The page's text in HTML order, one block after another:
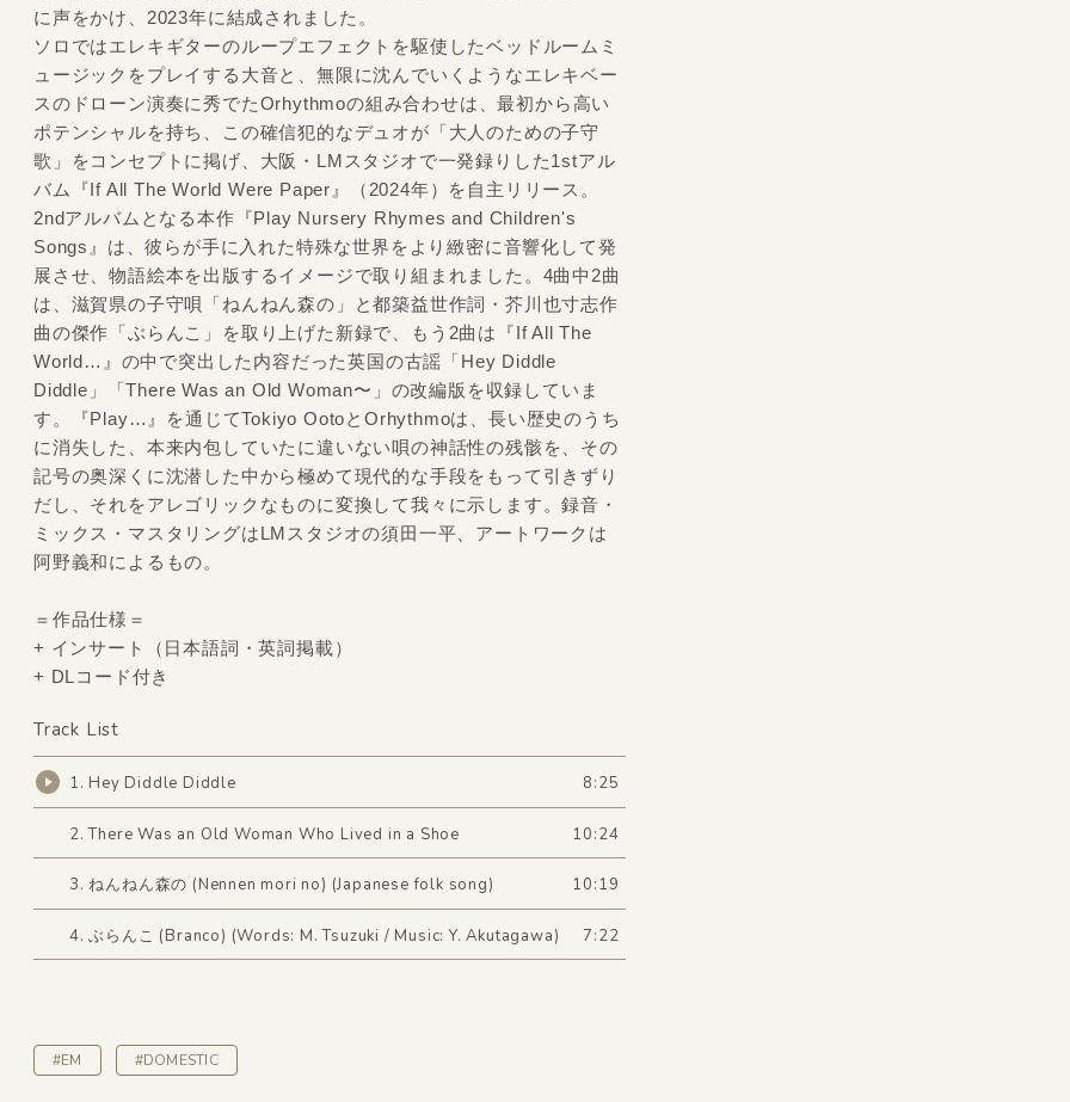
に声をかけ、2023年に結成されました。
ソロではエレキギターのループエフェクトを駆使したベッドルームミ
ュージックをプレイする大音と、無限に沈んでいくようなエレキベー
スのドローン演奏に秀でたOrhythmoの組み合わせは、最初から高い
ポテンシャルを持ち、この確信犯的なデュオが「大人のための子守
歌」をコンセプトに掲げ、大阪・LMスタジオで一発録りした1stアル
バム『If All The World Were Paper』（2024年）を自主リリース。
2ndアルバムとなる本作『Play Nursery Rhymes and Children's
Songs』は、彼らが手に入れた特殊な世界をより緻密に音響化して発
展させ、物語絵本を出版するイメージで取り組まれました。4曲中2曲
は、滋賀県の子守唄「ねんねん森の」と都築益世作詞・芥川也寸志作
曲の傑作「ぶらんこ」を取り上げた新録で、もう2曲は『If All The
World…』の中で突出した内容だった英国の古謡「Hey Diddle
Diddle」「There Was an Old Woman〜」の改編版を収録していま
す。『Play…』を通じてTokiyo OotoとOrhythmoは、長い歴史のうち
に消失した、本来内包していたに違いない唄の神話性の残骸を、その
記号の奥深くに沈潜した中から極めて現代的な手段をもって引きずり
だし、それをアレゴリックなものに変換して我々に示します。録音・
ミックス・マスタリングはLMスタジオの須田一平、アートワークは
阿野義和によるもの。
＝作品仕様＝
+ インサート（日本語詞・英詞掲載）
+ DLコード付き
Track List
1. Hey Diddle Diddle 8:25
2. There Was an Old Woman Who Lived in a Shoe 10:24
3. ねんねん森の (Nennen mori no) (Japanese folk song) 10:19
4. ぶらんこ (Branco) (Words: M. Tsuzuki / Music: Y. Akutagawa) 7:22
#EM #DOMESTIC